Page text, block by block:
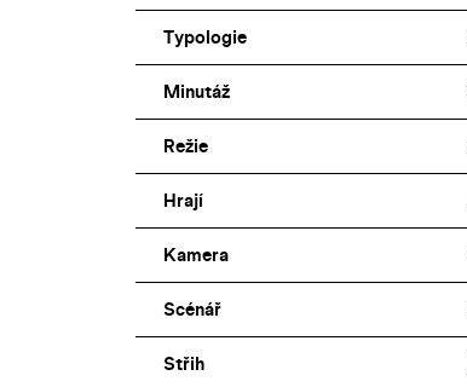
Typologie
Minutáž
Režie
Hrají
Kamera
Scénář
Střih